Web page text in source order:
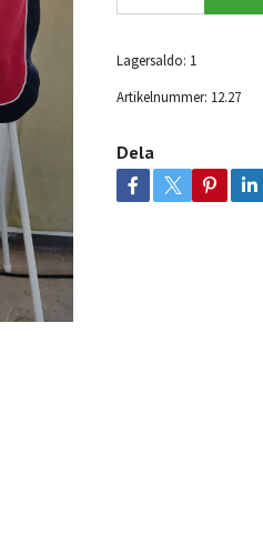
Lagersaldo: 1
Artikelnummer: 12.27
Dela